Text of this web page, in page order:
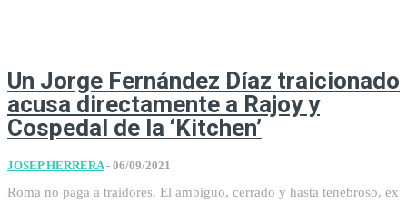
Un Jorge Fernández Díaz traicionado
acusa directamente a Rajoy y
Cospedal de la ‘Kitchen’
JOSEP HERRERA - 06/09/2021
Roma no paga a traidores. El ambiguo, cerrado y hasta tenebroso, ex